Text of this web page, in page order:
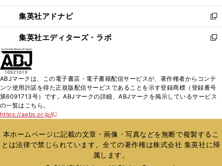
開
く
ウ
で
開
く
ン
ド
ウ
で
ウ
ィ
ン
ド
く
集英社アドナビ
新
し
い
ド
ウ
で
集英社エディターズ・ラボ
新
ィ
ン
ド
開
く
ABJマークは、この電子書店・電子書籍配信サービスが、著作権者からコンテ
ンツ使用許諾を得た正規版配信サービスであることを示す登録商標（登録番号
第6091713号）です。ABJマークの詳細、ABJマークを掲示しているサービス
の一覧はこちら。
https://aebs.or.jp/
新
い
ウ
ィ
本ホームページに記載の文章・画像・写真などを無断で複製するこ
とは法律で禁じられています。全ての著作権は株式会社 集英社に帰
属します。